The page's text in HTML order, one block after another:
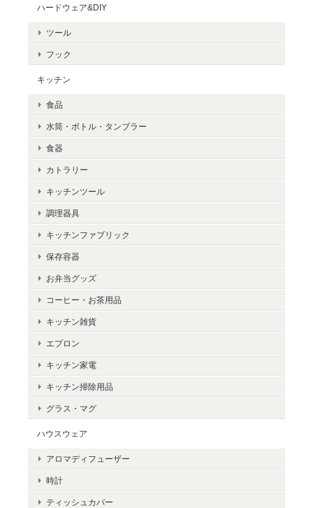
ハードウェア&DIY
ツール
フック
キッチン
食品
水筒・ボトル・タンブラー
食器
カトラリー
キッチンツール
調理器具
キッチンファブリック
保存容器
お弁当グッズ
コーヒー・お茶用品
キッチン雑貨
エプロン
キッチン家電
キッチン掃除用品
グラス・マグ
ハウスウェア
アロマディフューザー
時計
ティッシュカバー